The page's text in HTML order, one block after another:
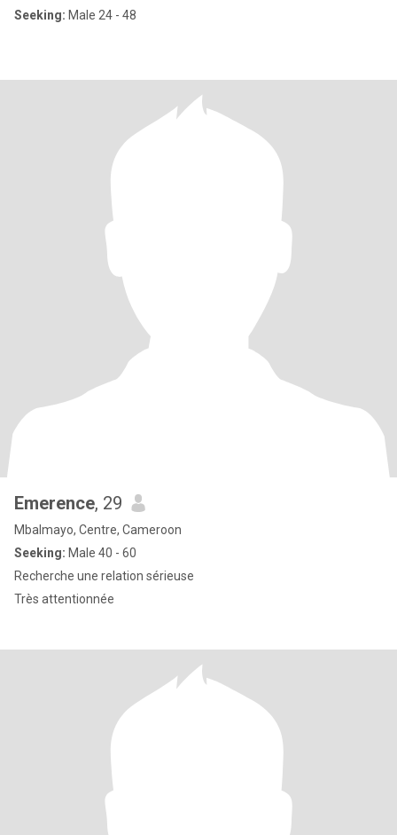
Seeking: Male 24 - 48
Emerence, 29
Mbalmayo, Centre, Cameroon
Seeking: Male 40 - 60
Recherche une relation sérieuse
Très attentionnée